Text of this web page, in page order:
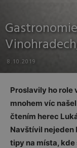
8.10.2019
Proslavily ho role
mnohem víc
čtením herec
Navštívil
tipy na místa,